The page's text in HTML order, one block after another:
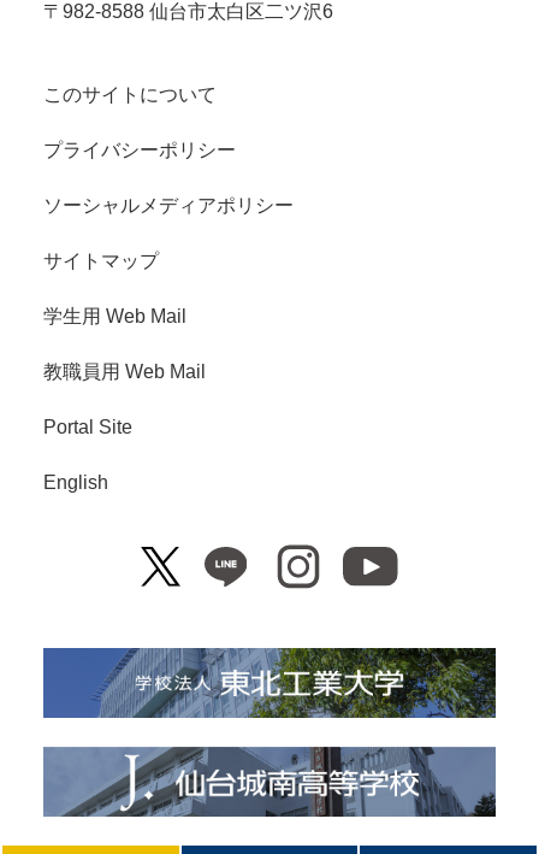
〒982-8588 仙台市太白区二ツ沢6
このサイトについて
プライバシーポリシー
ソーシャルメディアポリシー
サイトマップ
学生用 Web Mail
教職員用 Web Mail
Portal Site
English